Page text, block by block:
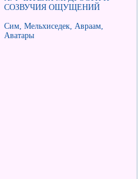
СОЗВУЧИЯ ОЩУЩЕНИЙ
Сим, Мельхиседек, Авраам,
Аватары